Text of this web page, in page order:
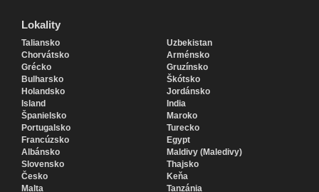
Lokality
Taliansko
Chorvátsko
Grécko
Bulharsko
Holandsko
Island
Španielsko
Portugalsko
Francúzsko
Albánsko
Slovensko
Česko
Malta
Uzbekistan
Arménsko
Gruzínsko
Škótsko
Jordánsko
India
Maroko
Turecko
Egypt
Maldivy (Maledivy)
Thajsko
Keňa
Tanzánia